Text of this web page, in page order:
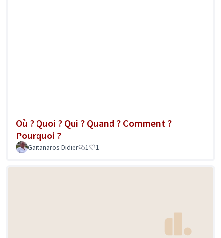
Où ? Quoi ? Qui ? Quand ? Comment ?
Pourquoi ?
Gaïtanaros Didier 1 1